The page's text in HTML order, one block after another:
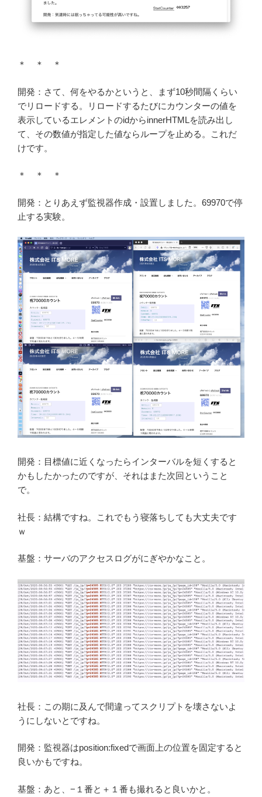
＊ ＊ ＊
開発：さて、何をやるかというと、まず10秒間隔くらい
でリロードする。リロードするたびにカウンターの値を
表示しているエレメントのidからinnerHTMLを読み出し
て、その数値が指定した値ならループを止める。これだ
けです。
＊ ＊ ＊
開発：とりあえず監視器作成・設置しました。69970で停
止する実験。
開発：目標値に近くなったらインターバルを短くすると
かもしたかったのですが、それはまた次回ということ
で。
社長：結構ですね。これでもう寝落ちしても大丈夫です
ｗ
基盤：サーバのアクセスログがにぎやかなこと。
社長：この期に及んで間違ってスクリプトを壊さないよ
うにしないとですね。
開発：監視器はposition:fixedで画面上の位置を固定すると
良いかもですね。
基盤：あと、−１番と＋１番も撮れると良いかと。